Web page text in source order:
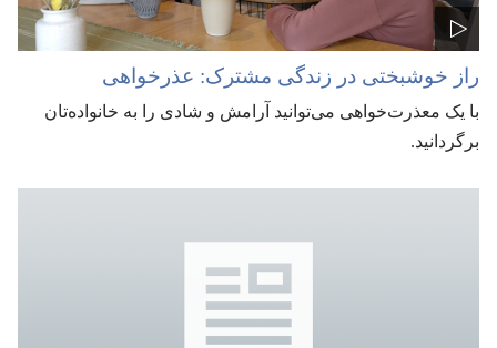
راز خوشبختی در زندگی مشترک:‏ عذرخواهی
با یک معذرت‌خواهی می‌توانید آرامش و شادی را به خانواده‌تان
برگردانید.‏